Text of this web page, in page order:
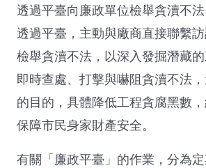
透過平臺向廉政單位檢舉貪瀆不
透過平臺，主動與廠商直接聯繫
檢舉貪瀆不法，以深入發掘潛藏的
即時查處、打擊與嚇阻貪瀆不法
的目的，具體降低工程貪腐黑數
保障市民身家財產安全。
有關「廉政平臺」的作業，分為